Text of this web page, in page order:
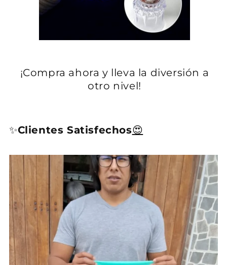
¡Compra ahora y lleva la diversión a
otro nivel!
✨Clientes Satisfechos😍